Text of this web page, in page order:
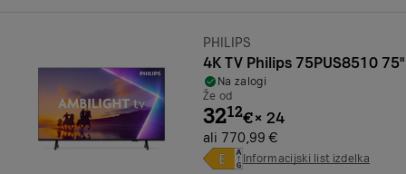
Znamka:
PHILIPS
4K TV Philips 75PUS8510 75"
Na zalogi
Že od
3212€× 24
ali 770,99 €
Informacijski list izdelka